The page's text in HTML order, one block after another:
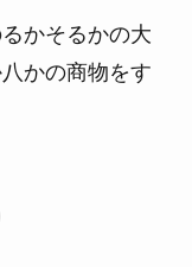
かそるかの大
かの商物をす